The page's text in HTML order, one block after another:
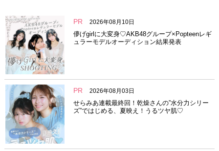
PR 2026年08月10日
儚げgirlに大変身♡AKB48グループ×Popteenレギ
ュラーモデルオーディション結果発表
PR 2026年08月03日
せらみあ連載最終回！乾燥さんの”水分力シリー
ズ”ではじめる、夏映え！うるツヤ肌♡